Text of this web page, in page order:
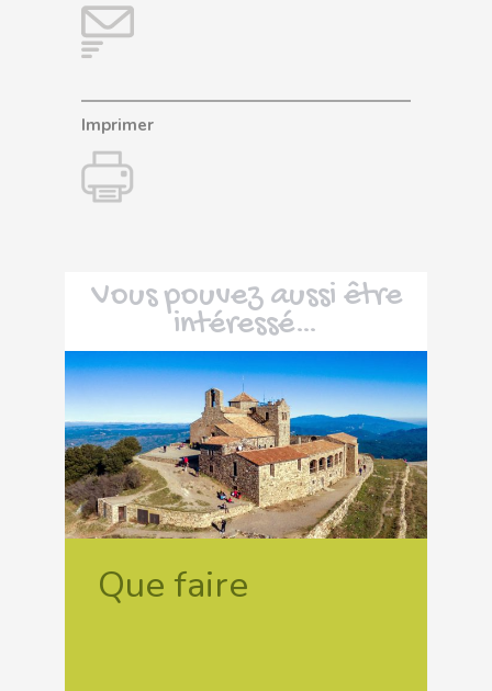
Imprimer
Vous pouvez aussi être
intéressé…
Que faire